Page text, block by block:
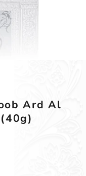
Ard Al